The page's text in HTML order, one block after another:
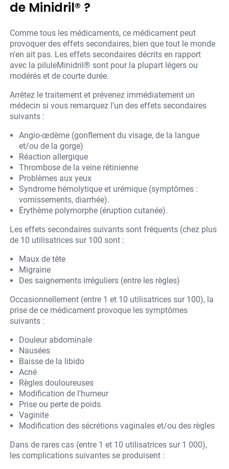
de Minidril® ?
Comme tous les médicaments, ce médicament peut
provoquer des effets secondaires, bien que tout le monde
n'en ait pas. Les effets secondaires décrits en rapport
avec la piluleMinidril® sont pour la plupart légers ou
modérés et de courte durée.
Arrêtez le traitement et prévenez immédiatement un
médecin si vous remarquez l'un des effets secondaires
suivants :
Angio-œdème (gonflement du visage, de la langue
et/ou de la gorge)
Réaction allergique
Thrombose de la veine rétinienne
Problèmes aux yeux
Syndrome hémolytique et urémique (symptômes :
vomissements, diarrhée).
Érythème polymorphe (éruption cutanée).
Les effets secondaires suivants sont fréquents (chez plus
de 10 utilisatrices sur 100 sont :
Maux de tête
Migraine
Des saignements irréguliers (entre les règles)
Occasionnellement (entre 1 et 10 utilisatrices sur 100), la
prise de ce médicament provoque les symptômes
suivants :
Douleur abdominale
Nausées
Baisse de la libido
Acné
Règles douloureuses
Modification de l'humeur
Prise ou perte de poids
Vaginite
Modification des sécrétions vaginales et/ou des règles
Dans de rares cas (entre 1 et 10 utilisatrices sur 1 000),
les complications suivantes se produisent :